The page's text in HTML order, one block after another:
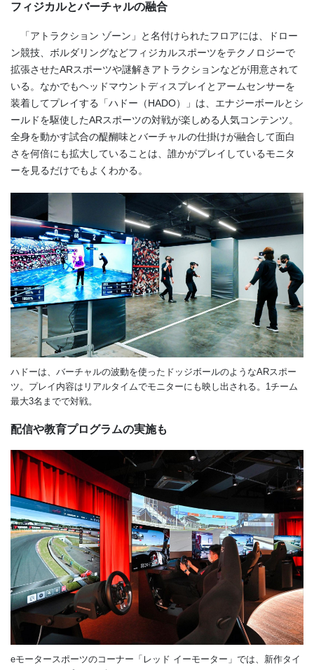
フィジカルとバーチャルの融合
「アトラクション ゾーン」と名付けられたフロアには、ドロー
ン競技、ボルダリングなどフィジカルスポーツをテクノロジーで
拡張させたARスポーツや謎解きアトラクションなどが用意されて
いる。なかでもヘッドマウントディスプレイとアームセンサーを
装着してプレイする「ハドー（HADO）」は、エナジーボールとシ
ールドを駆使したARスポーツの対戦が楽しめる人気コンテンツ。
全身を動かす試合の醍醐味とバーチャルの仕掛けが融合して面白
さを何倍にも拡大していることは、誰かがプレイしているモニタ
ーを見るだけでもよくわかる。
ハドーは、バーチャルの波動を使ったドッジボールのようなARスポー
ツ。プレイ内容はリアルタイムでモニターにも映し出される。1チーム
最大3名までで対戦。
配信や教育プログラムの実施も
eモータースポーツのコーナー「レッド イーモーター」では、新作タイ